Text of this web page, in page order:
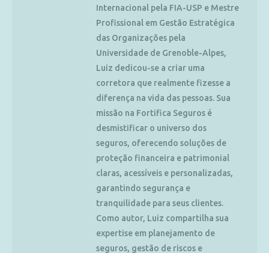
Internacional pela FIA-USP e Mestre
Profissional em Gestão Estratégica
das Organizações pela
Universidade de Grenoble-Alpes,
Luiz dedicou-se a criar uma
corretora que realmente fizesse a
diferença na vida das pessoas. Sua
missão na Fortifica Seguros é
desmistificar o universo dos
seguros, oferecendo soluções de
proteção financeira e patrimonial
claras, acessíveis e personalizadas,
garantindo segurança e
tranquilidade para seus clientes.
Como autor, Luiz compartilha sua
expertise em planejamento de
seguros, gestão de riscos e